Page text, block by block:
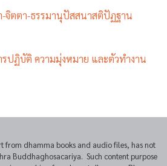
-จิตตา-ธรรมานุปัสสนาสติปัฏฐาน
รปฏิบัติ ความมุ่งหมาย และตัวทำงาน
from dhamma books and audio files, has not
Buddhaghosacariya. Such content purpose